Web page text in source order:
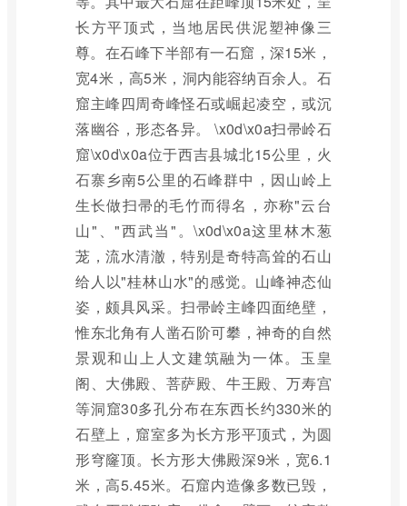
长方平顶式，当地居民供泥塑神像三
尊。在石峰下半部有一石窟，深15米，
宽4米，高5米，洞内能容纳百余人。石
窟主峰四周奇峰怪石或崛起凌空，或沉
落幽谷，形态各异。 \x0d\x0a扫帚岭石
窟\x0d\x0a位于西吉县城北15公里，火
石寨乡南5公里的石峰群中，因山岭上
生长做扫帚的毛竹而得名，亦称"云台
山"、"西武当"。\x0d\x0a这里林木葱
茏，流水清澈，特别是奇特高耸的石山
给人以"桂林山水"的感觉。山峰神态仙
姿，颇具风采。扫帚岭主峰四面绝壁，
惟东北角有人凿石阶可攀，神奇的自然
景观和山上人文建筑融为一体。玉皇
阁、大佛殿、菩萨殿、牛王殿、万寿宫
等洞窟30多孔分布在东西长约330米的
石壁上，窟室多为长方形平顶式，为圆
形穹窿顶。长方形大佛殿深9米，宽6.1
米，高5.45米。石窟内造像多数已毁，